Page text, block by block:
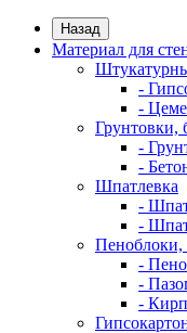
Назад
Материал для
-
-
Грунтовки,
-
-
Шпатлевка
-
-
-
-
-